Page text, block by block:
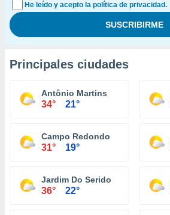
He leído y acepto la política de privacidad.
Principales ciudades
Antônio Martins
34° 21°
Campo Redondo
31° 19°
Jardim Do Serido
36° 22°